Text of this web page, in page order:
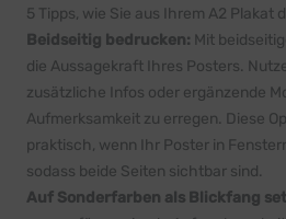
5 Tipps, wie Sie aus Ihrem A2 Plakat
Beidseitig bedrucken: Mit
die Aussagekraft Ihres Posters.
zusätzliche Infos oder ergänzende
Aufmerksamkeit zu erregen. Diese
praktisch, wenn Ihr Poster in
sodass beide Seiten sichtbar sind.
Auf Sonderfarben als Blickfang